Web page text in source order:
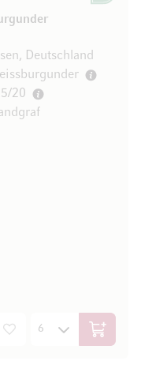
Deutschland
20
In den